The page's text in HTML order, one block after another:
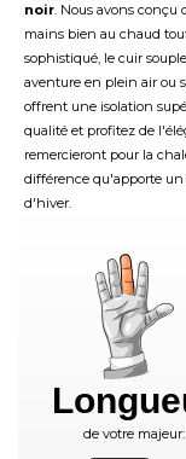
noir. Nous avons conçu
mains bien au chaud
sophistiqué, le cuir
aventure en plein air ou
offrent une isolation
qualité et profitez de
remercieront pour la
différence qu'apporte un
d'hiver.
de votre majeur: